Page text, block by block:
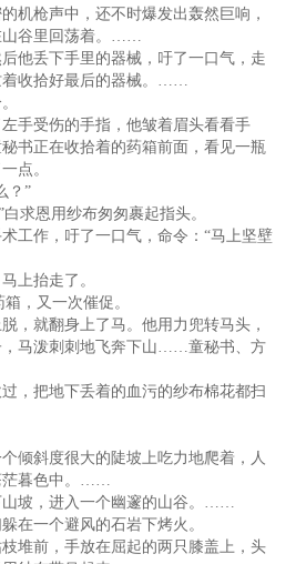
枪声中，还不时爆发出轰然巨响，
山谷里回荡着。……
丢下手里的器械，吁了一口气，走
着收拾好最后的器械。……
受伤的手指，他皱着眉头看看手
书正在收拾着的药箱前面，看见一瓶
点。
？”
恩用纱布匆匆裹起指头。
作，吁了一口气，命令：“马上坚壁
上抬走了。
，又一次催促。
就翻身上了马。他用力兜转马头，
，马泼刺刺地飞奔下山……童秘书、方
把地下丢着的血污的纱布棉花都扫
斜度很大的陡坡上吃力地爬着，人
茫暮色中。……
坡，进入一个幽邃的山谷。……
一个避风的石岩下烤火。
前，手放在屈起的两只膝盖上，头